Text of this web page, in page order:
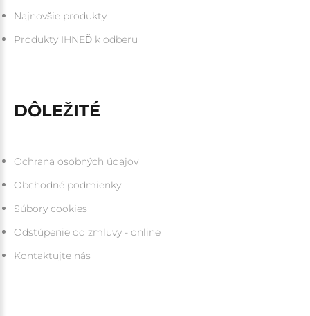
Najnovšie produkty
Produkty IHNEĎ k odberu
DÔLEŽITÉ
Ochrana osobných údajov
Obchodné podmienky
Súbory cookies
Odstúpenie od zmluvy - online
Kontaktujte nás